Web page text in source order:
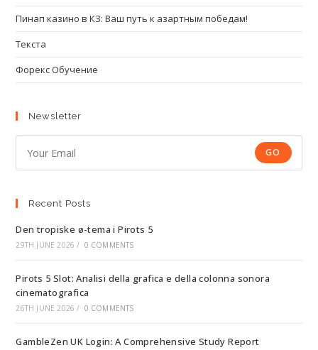
Пинап казино в КЗ: Ваш путь к азартным победам!
Текста
Форекс Обучение
Newsletter
GO
Recent Posts
Den tropiske ø-tema i Pirots 5
29TH JUNE 2026 / 0 COMMENTS
Pirots 5 Slot: Analisi della grafica e della colonna sonora
cinematografica
26TH JUNE 2026 / 0 COMMENTS
GambleZen UK Login: A Comprehensive Study Report